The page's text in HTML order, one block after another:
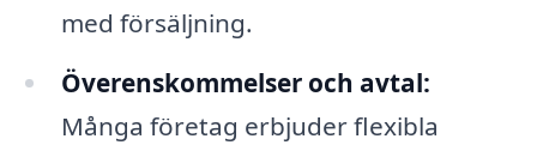
med försäljning.
Överenskommelser och avtal:
Många företag erbjuder flexibla